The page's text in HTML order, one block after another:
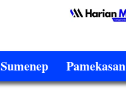
Sumenep Pamekasan